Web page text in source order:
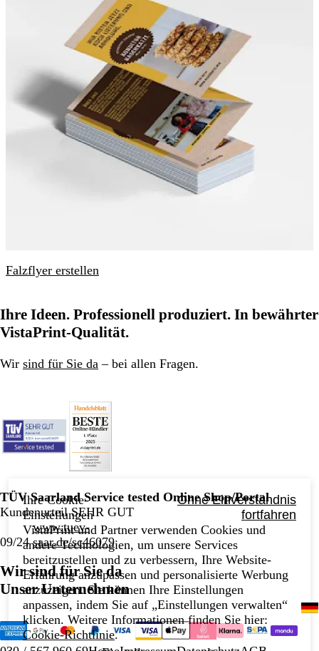
Falzflyer erstellen
Ihre Ideen. Professionell produziert. In bewährter
VistaPrint-Qualität.
Wir sind für Sie da – bei allen Fragen.
TÜV Saarland Service tested Online Shop/Portal
Kundenurteil SEHR GUT
09/24
www.tuev-
saar.de/sc46079
Wir sind für Sie da
Unser Unternehmen
Ihre Cookie-
Einstellungen
Ohne Einverständnis
fortfahren
VistaPrint und Partner verwenden Cookies und
andere Technologien, um unsere Services
bereitzustellen und zu verbessern, Ihre Website-
Erfahrung anzupassen und personalisierte Werbung
anzuzeigen. Sie können Ihre Einstellungen
anpassen, indem Sie auf „Einstellungen verwalten“
klicken. Weitere Informationen finden Sie hier:
Cookie-Richtlinie.